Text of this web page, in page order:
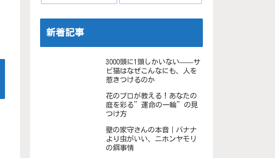
新着記事
3000頭に1頭しかいない——サ
ビ猫はなぜこんなにも、人を
惹きつけるのか
花のプロが教える！あなたの
庭を彩る”運命の一輪”の見
つけ方
壁の家守さんの本音｜バナナ
より虫がいい、ニホンヤモリ
の餌事情